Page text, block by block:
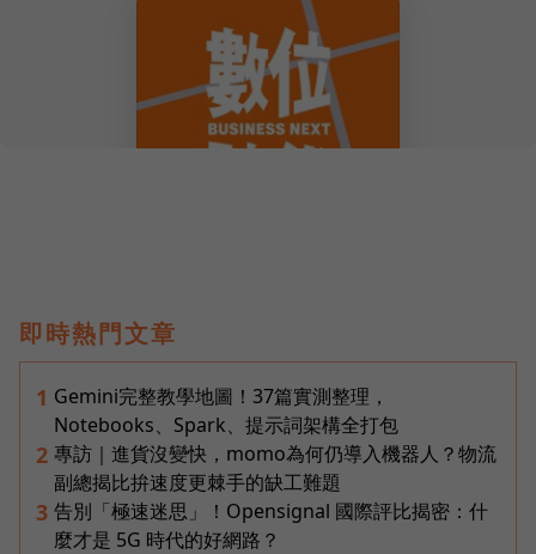
即時熱門文章
1 Gemini完整教學地圖！37篇實測整理，
Notebooks、Spark、提示詞架構全打包
2 專訪｜進貨沒變快，momo為何仍導入機器人？物流
副總揭比拚速度更棘手的缺工難題
3 告別「極速迷思」！Opensignal 國際評比揭密：什
麼才是 5G 時代的好網路？